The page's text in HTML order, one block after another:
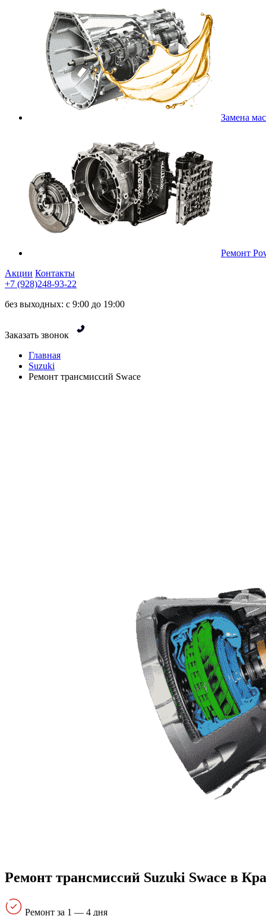
Замена
Ремонт
Акции Контакты
+7 (928)248-93-22
без выходных: с 9:00 до 19:00
Заказать звонок
Главная
Suzuki
Ремонт трансмиссий Swace
Ремонт трансмиссий Suzuki Swace в
Ремонт за 1 — 4 дня